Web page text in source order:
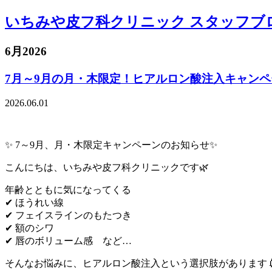
いちみや皮フ科クリニック スタッフブ
6月2026
7月～9月の月・木限定！ヒアルロン酸注入キャン
2026.06.01
✨ 7～9月、月・木限定キャンペーンのお知らせ✨
こんにちは、いちみや皮フ科クリニックです🌿
年齢とともに気になってくる
✔︎ ほうれい線
✔︎ フェイスラインのもたつき
✔︎ 額のシワ
✔︎ 唇のボリューム感 など…
そんなお悩みに、ヒアルロン酸注入という選択肢があります